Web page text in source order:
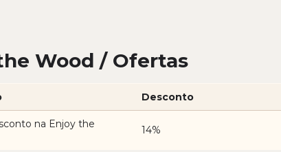
Wood / Ofertas
Desconto
na Enjoy the
14%